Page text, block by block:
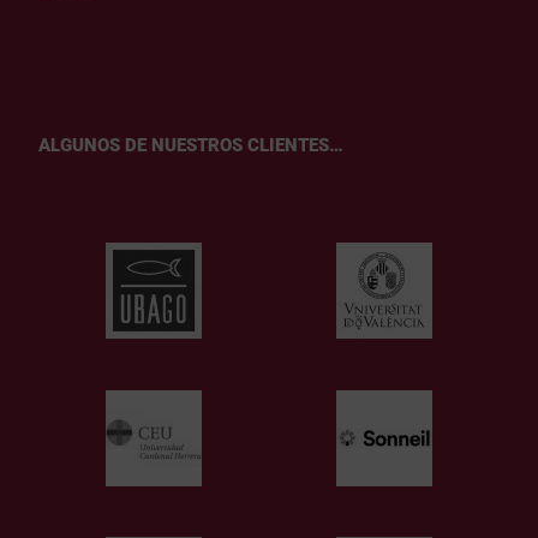
ALGUNOS DE NUESTROS CLIENTES…